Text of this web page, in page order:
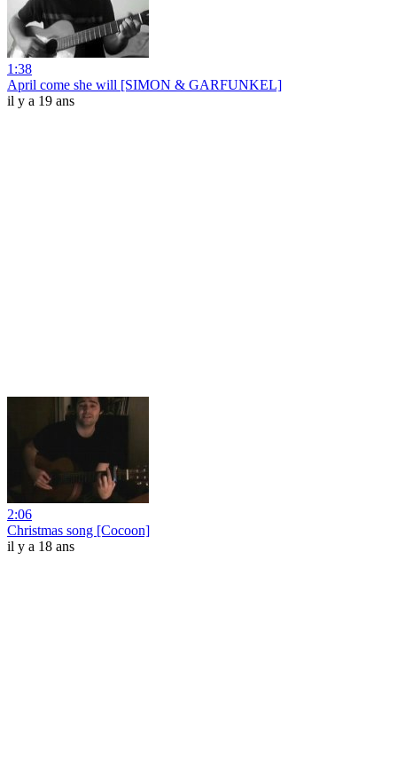
1:38
April come she will [SIMON & GARFUNKEL]
il y a 19 ans
2:06
Christmas song [Cocoon]
il y a 18 ans